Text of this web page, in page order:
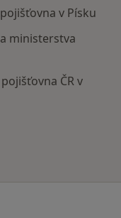
v Písku
ministerstva
ČR v